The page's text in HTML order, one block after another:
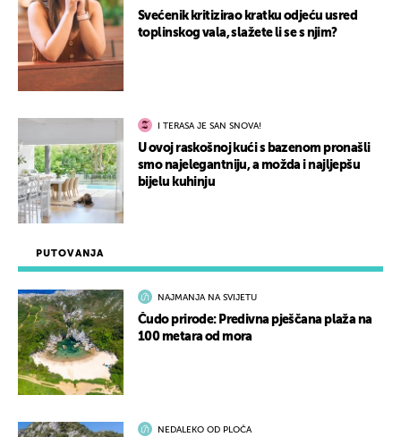
PUTOVANJA
NAJMANJA NA SVIJETU
Čudo prirode: Predivna pješčana plaža na
100 metara od mora
NEDALEKO OD PLOČA
Svećenik kritizirao kratku odjeću usred
toplinskog vala, slažete li se s njim?
I TERASA JE SAN SNOVA!
U ovoj raskošnoj kući s bazenom pronašli
smo najelegantniju, a možda i najljepšu
bijelu kuhinju